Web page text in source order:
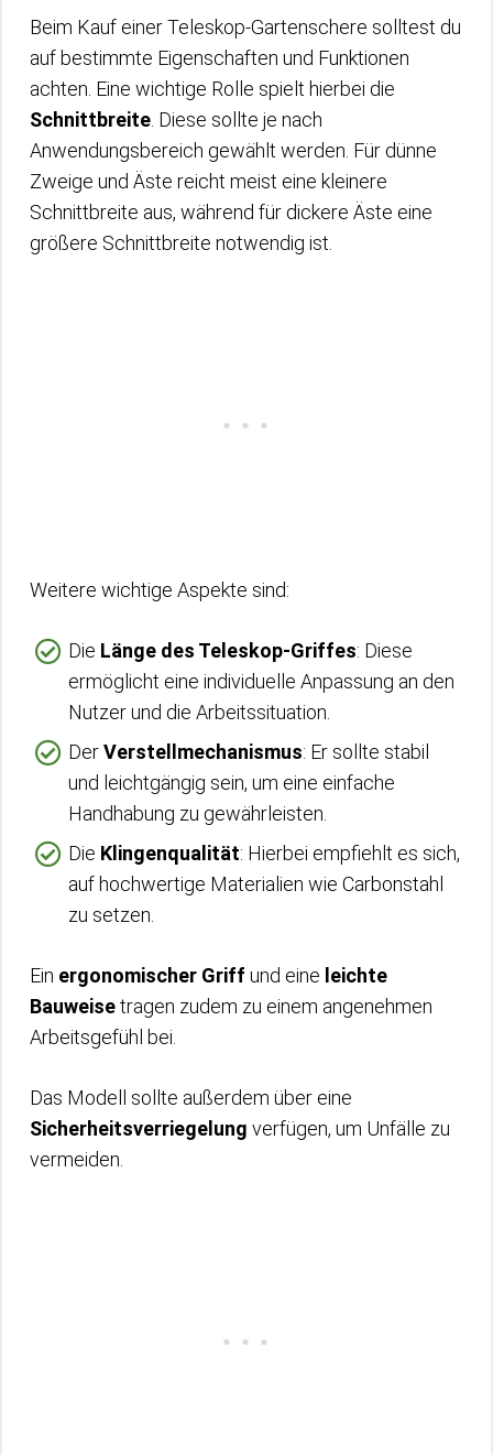
Beim Kauf einer Teleskop-Gartenschere solltest du
auf bestimmte Eigenschaften und Funktionen
achten. Eine wichtige Rolle spielt hierbei die
Schnittbreite . Diese sollte je nach
Anwendungsbereich gewählt werden. Für dünne
Zweige und Äste reicht meist eine kleinere
Schnittbreite aus, während für dickere Äste eine
größere Schnittbreite notwendig ist.
Weitere wichtige Aspekte sind:
Die Länge des Teleskop-Griffes: Diese
ermöglicht eine individuelle Anpassung an den
Nutzer und die Arbeitssituation.
DerVerstellmechanismus: Er sollte stabil
und leichtgängig sein, um eine einfache
Handhabung zu gewährleisten.
Die Klingenqualität: Hierbei empfiehlt es sich,
auf hochwertige Materialien wie Carbonstahl
zu setzen.
Ein ergonomischer Griff und eine leichte
Bauweisetragen zudem zu einem angenehmen
Arbeitsgefühl bei.
Das Modell sollte außerdem über eine
Sicherheitsverriegelung verfügen, um Unfälle zu
vermeiden.